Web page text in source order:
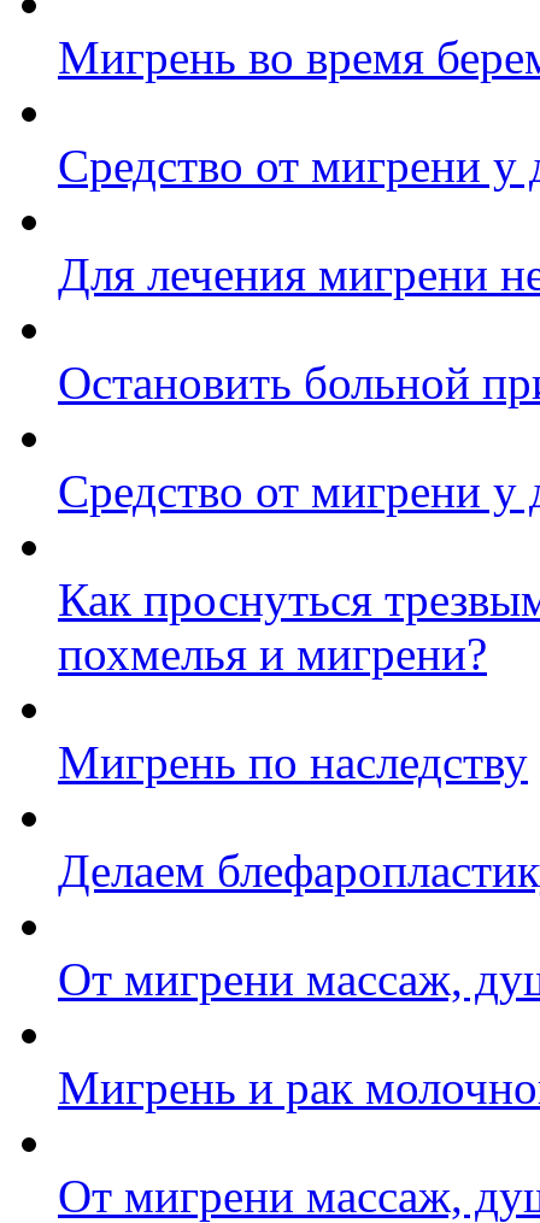
Мигрень во время
Средство от мигрени у
Для лечения мигрени
Остановить больной
Средство от мигрени у
Как проснуться
похмелья и мигрени?
Мигрень по наследству
Делаем
От мигрени массаж,
Мигрень и рак
От мигрени массаж,